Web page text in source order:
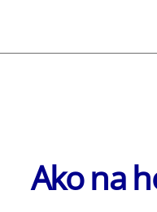
Ako na